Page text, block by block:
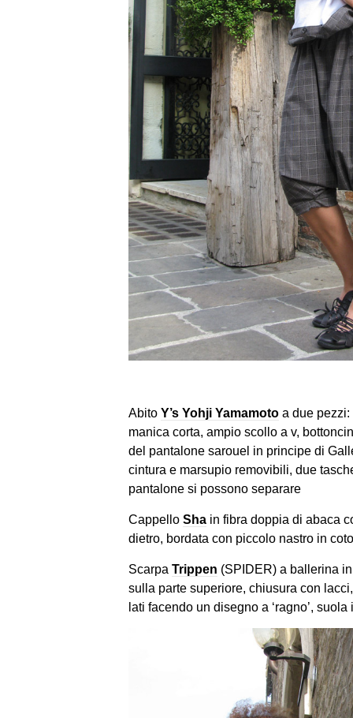
Abito Y’s Yohji Yamamotoa due pezzi:
manica corta, ampio scollo a v,
del pantalone sarouel in principe di
cintura e marsupio removibili, due
pantalone si possono separare
Cappello Shain fibra doppia di abaca
dietro, bordata con piccolo nastro in
Scarpa Trippen (SPIDER) a ballerina
sulla parte superiore, chiusura con
lati facendo un disegno a ‘ragno’,